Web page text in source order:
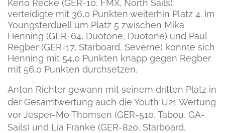
Keno Recke (GER-10, FMX, North Sails)
verteidigte mit 36,0 Punkten weiterhin Platz 4. Im
Youngsterduell um Platz 5 zwischen Mika
Henning (GER-64, Duotone, Duotone) und Paul
Regber (GER-17, Starboard, Severne) konnte sich
Henning mit 54,0 Punkten knapp gegen Regber
mit 56,0 Punkten durchsetzen.
Anton Richter gewann mit seinem dritten Platz in
der Gesamtwertung auch die Youth U21 Wertung
vor Jesper-Mo Thomsen (GER-510, Tabou, GA-
Sails) und Lia Franke (GER-820, Starboard,